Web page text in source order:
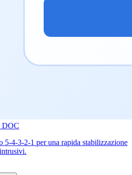
DOC
5-4-3-2-1 per una rapida stabilizzazione